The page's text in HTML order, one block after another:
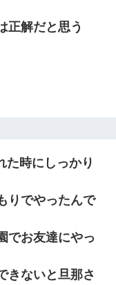
た。折角の旅行で何
毛はうっすら生えか
ゃくちゃだった
匂い」が鼻につくも
奥「素敵なアンティ
正解だと思う
た時にしっかり
りでやったんで
でお友達にやっ
きないと旦那さ